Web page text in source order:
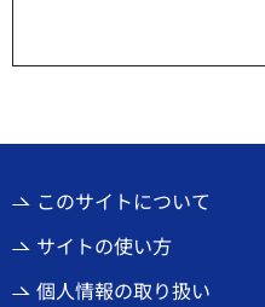
このサイトについて
サイトの使い方
個人情報の取り扱い